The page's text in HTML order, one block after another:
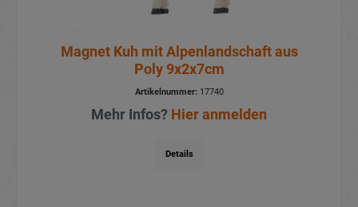
Magnet Kuh mit Alpenlandschaft aus
Poly 9x2x7cm
Artikelnummer:17740
Mehr Infos? Hier anmelden
Details